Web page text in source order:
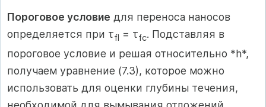
Пороговое условие для переноса наносов
определяется при τfl = τfc. Подставляя в
пороговое условие и решая относительно *h*,
получаем уравнение (7.3), которое можно
использовать для оценки глубины течения,